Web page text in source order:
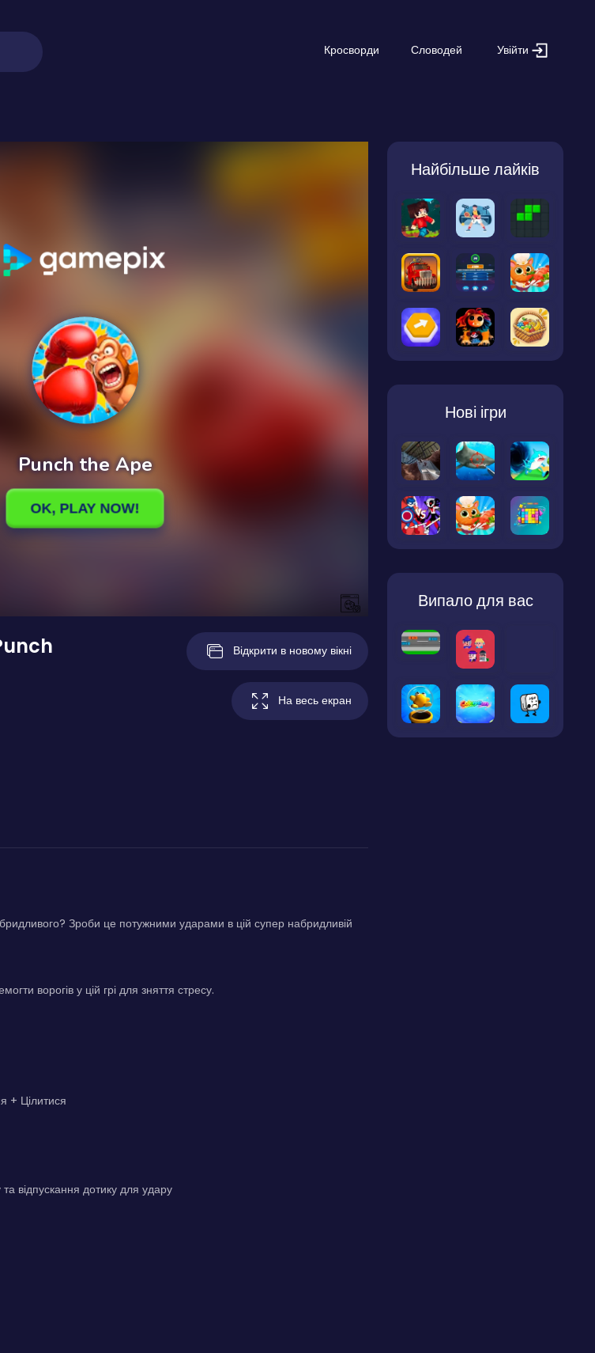
Кросворди Словодей Увійти
Відкрити в новому вікні
На весь екран
Зроби це потужними ударами в цій супер набридливій
ворогів у цій грі для зняття стресу.
+ Цілитися
відпускання дотику для удару
Найбільше лайків
Нові ігри
Випало для вас